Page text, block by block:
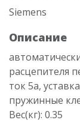
Siemens
Описание
расцепителя
ток 5a,
пружинные
Вес(кг): 0.35